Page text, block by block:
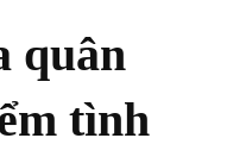
quân
tình